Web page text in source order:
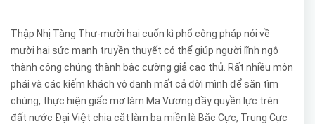
Thập Nhị Tàng Thư-mười hai cuốn kì phổ công pháp nói về
mười hai sức mạnh truyền thuyết có thể giúp người lĩnh ngộ
thành công chúng thành bậc cường giả cao thủ. Rất nhiều môn
phái và các kiếm khách vô danh mất cả đời mình để săn tìm
chúng, thực hiện giấc mơ làm Ma Vương đầy quyền lực trên
đất nước Đại Việt chia cắt làm ba miền là Bắc Cực, Trung Cực